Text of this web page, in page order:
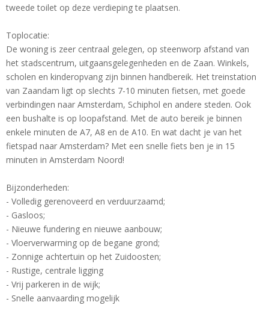
tweede toilet op deze verdieping te plaatsen.
Toplocatie:
De woning is zeer centraal gelegen, op steenworp afstand van
het stadscentrum, uitgaansgelegenheden en de Zaan. Winkels,
scholen en kinderopvang zijn binnen handbereik. Het treinstation
van Zaandam ligt op slechts 7-10 minuten fietsen, met goede
verbindingen naar Amsterdam, Schiphol en andere steden. Ook
een bushalte is op loopafstand. Met de auto bereik je binnen
enkele minuten de A7, A8 en de A10. En wat dacht je van het
fietspad naar Amsterdam? Met een snelle fiets ben je in 15
minuten in Amsterdam Noord!
Bijzonderheden:
- Volledig gerenoveerd en verduurzaamd;
- Gasloos;
- Nieuwe fundering en nieuwe aanbouw;
- Vloerverwarming op de begane grond;
- Zonnige achtertuin op het Zuidoosten;
- Rustige, centrale ligging
- Vrij parkeren in de wijk;
- Snelle aanvaarding mogelijk